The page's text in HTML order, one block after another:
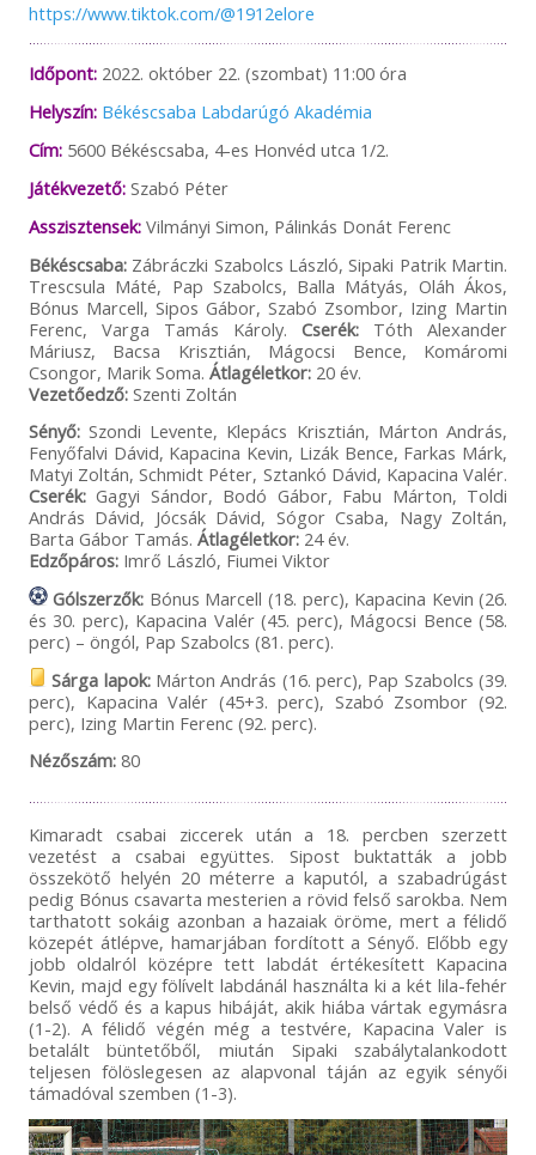
https://www.tiktok.com/@1912elore
Időpont:2022. október 22. (szombat) 11:00 óra
Helyszín: Békéscsaba Labdarúgó Akadémia
Cím:5600 Békéscsaba, 4-es Honvéd utca 1/2.
Játékvezető:Szabó Péter
Asszisztensek:Vilmányi Simon, Pálinkás Donát Ferenc
Békéscsaba:Zábráczki Szabolcs László, Sipaki Patrik Martin.
Trescsula Máté, Pap Szabolcs, Balla Mátyás, Oláh Ákos,
Bónus Marcell, Sipos Gábor, Szabó Zsombor, Izing Martin
Ferenc, Varga Tamás Károly.Cserék: Tóth Alexander
Máriusz, Bacsa Krisztián, Mágocsi Bence, Komáromi
Csongor, Marik Soma. Átlagéletkor:20 év.
Vezetőedző:Szenti Zoltán
Sényő:Szondi Levente, Klepács Krisztián, Márton András,
Fenyőfalvi Dávid, Kapacina Kevin, Lizák Bence, Farkas Márk,
Matyi Zoltán, Schmidt Péter, Sztankó Dávid, Kapacina Valér.
Cserék:Gagyi Sándor, Bodó Gábor, Fabu Márton, Toldi
András Dávid, Jócsák Dávid, Sógor Csaba, Nagy Zoltán,
Barta Gábor Tamás. Átlagéletkor:24 év.
Edzőpáros:Imrő László, Fiumei Viktor
Gólszerzők: Bónus Marcell (18. perc), Kapacina Kevin (26.
és 30. perc), Kapacina Valér (45. perc), Mágocsi Bence (58.
perc) – öngól, Pap Szabolcs (81. perc).
Sárga lapok:Márton András (16. perc), Pap Szabolcs (39.
perc), Kapacina Valér (45+3. perc), Szabó Zsombor (92.
perc), Izing Martin Ferenc (92. perc).
Nézőszám:80
Kimaradt csabai ziccerek után a 18. percben szerzett
vezetést a csabai együttes. Sipost buktatták a jobb
összekötő helyén 20 méterre a kaputól, a szabadrúgást
pedig Bónus csavarta mesterien a rövid felső sarokba. Nem
tarthatott sokáig azonban a hazaiak öröme, mert a félidő
közepét átlépve, hamarjában fordított a Sényő. Előbb egy
jobb oldalról középre tett labdát értékesített Kapacina
Kevin, majd egy fölívelt labdánál használta ki a két lila-fehér
belső védő és a kapus hibáját, akik hiába vártak egymásra
(1-2). A félidő végén még a testvére, Kapacina Valer is
betalált büntetőből, miután Sipaki szabálytalankodott
teljesen fölöslegesen az alapvonal táján az egyik sényői
támadóval szemben (1-3).